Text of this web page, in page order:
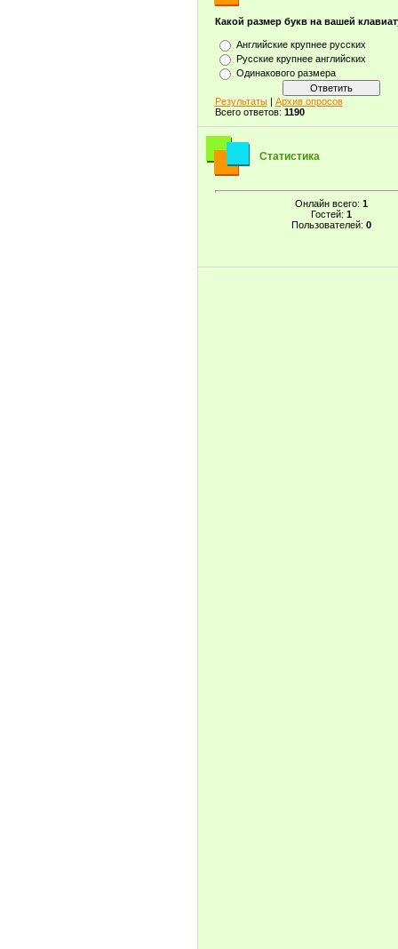
Какой размер букв на вашей
Английские крупнее русских
Русские крупнее английских
Одинакового размера
Результаты| Архив опросов
Всего ответов: 1190
Статистика
Онлайн всего: 1
Гостей: 1
Пользователей: 0